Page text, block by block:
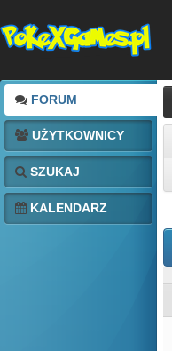
FORUM
UŻYTKOWNICY
SZUKAJ
KALENDARZ